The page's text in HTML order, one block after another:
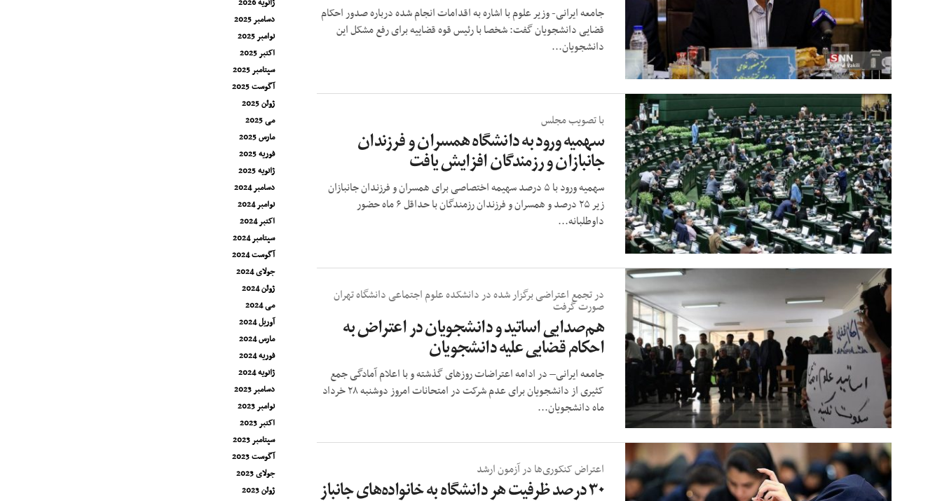
جامعه ایرانی- وزیر علوم با اشاره به اقدامات انجام شده درباره صدور احکام
قضایی دانشجویان گفت: شخصا با رئیس قوه قضاییه برای رفع مشکل این
دانشجویان...
با تصویب مجلس
سهمیه ورود به دانشگاه همسران و فرزندان
جانبازان و رزمندگان افزایش یافت
سهمیه ورود با ۵ درصد سهیمه اختصاصی برای همسران و فرزندان جانبازان
زیر ۲۵ درصد و همسران و فرزندان رزمندگان با حداقل ۶ ماه حضور
داوطلبانه...
در تجمع اعتراضی برگزار شده در دانشکده علوم اجتماعی دانشگاه تهران
صورت گرفت
هم‌صدایی اساتید و دانشجویان در اعتراض به
احکام قضایی علیه دانشجویان
جامعه ایرانی– در ادامه اعتراضات روزهای گذشته و با اعلام آمادگی جمع
کثیری از دانشجویان برای عدم شرکت در امتحانات امروز دوشنبه ۲۸ خرداد
ماه دانشجویان...
اعتراض کنکوری‌ها در آزمون ارشد
۳۰ درصد ظرفیت هر دانشگاه به خانواده‌های جانباز
ژانویه 2026
دسامبر 2025
نوامبر 2025
اکتبر 2025
سپتامبر 2025
آگوست 2025
ژوئن 2025
می 2025
مارس 2025
فوریه 2025
ژانویه 2025
دسامبر 2024
نوامبر 2024
اکتبر 2024
سپتامبر 2024
آگوست 2024
جولای 2024
ژوئن 2024
می 2024
آوریل 2024
مارس 2024
فوریه 2024
ژانویه 2024
دسامبر 2023
نوامبر 2023
اکتبر 2023
سپتامبر 2023
آگوست 2023
جولای 2023
ژوئن 2023